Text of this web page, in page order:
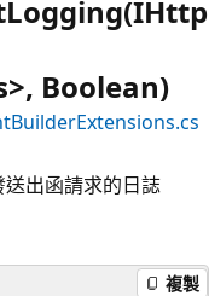
Boolean)
送出函請求的日誌
複製